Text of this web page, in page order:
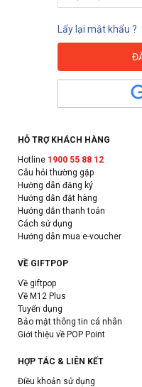
Lấy lại mật khẩu ?
HỖ TRỢ KHÁCH HÀNG
Hotline 1900 55 88 12
Câu hỏi thường gặp
Hướng dẫn đăng ký
Hướng dẫn đặt hàng
Hướng dẫn thanh toán
Cách sử dụng
Hướng dẫn mua e-voucher
VỀ GIFTPOP
Về giftpop
Về M12 Plus
Tuyển dụng
Bảo mật thông tin cá nhân
Giới thiệu về POP Point
HỢP TÁC & LIÊN KẾT
Điều khoản sử dụng